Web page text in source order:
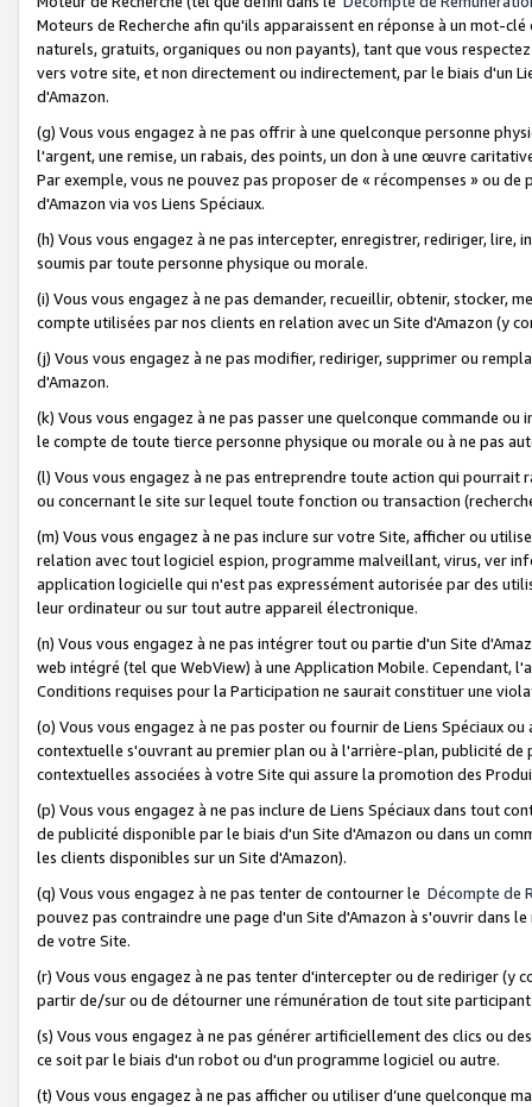
Moteurs de Recherche afin qu'ils apparaissent en réponse à un mot-
naturels, gratuits, organiques ou non payants), tant que vous
vers votre site, et non directement ou indirectement, par le biais d'un
d'Amazon.
(g) Vous vous engagez à ne pas offrir à une quelconque personne
l'argent, une remise, un rabais, des points, un don à une œuvre
Par exemple, vous ne pouvez pas proposer de « récompenses » ou
d'Amazon via vos Liens Spéciaux.
(h) Vous vous engagez à ne pas intercepter, enregistrer, rediriger,
soumis par toute personne physique ou morale.
(i) Vous vous engagez à ne pas demander, recueillir, obtenir, stocker,
compte utilisées par nos clients en relation avec un Site d'Amazon (y
(j) Vous vous engagez à ne pas modifier, rediriger, supprimer ou
d'Amazon.
(k) Vous vous engagez à ne pas passer une quelconque commande
le compte de toute tierce personne physique ou morale ou à ne pas
(l) Vous vous engagez à ne pas entreprendre toute action qui
ou concernant le site sur lequel toute fonction ou transaction
(m) Vous vous engagez à ne pas inclure sur votre Site, afficher ou
relation avec tout logiciel espion, programme malveillant, virus, ver
application logicielle qui n'est pas expressément autorisée par des
leur ordinateur ou sur tout autre appareil électronique.
(n) Vous vous engagez à ne pas intégrer tout ou partie d'un Site
web intégré (tel que WebView) à une Application Mobile. Cependant,
Conditions requises pour la Participation ne saurait constituer une
(o) Vous vous engagez à ne pas poster ou fournir de Liens Spéciaux
contextuelle s'ouvrant au premier plan ou à l'arrière-plan, publicité
contextuelles associées à votre Site qui assure la promotion des
(p) Vous vous engagez à ne pas inclure de Liens Spéciaux dans tout
de publicité disponible par le biais d'un Site d'Amazon ou dans un
les clients disponibles sur un Site d'Amazon).
(q) Vous vous engagez à ne pas tenter de contourner le Décompte de
pouvez pas contraindre une page d'un Site d'Amazon à s'ouvrir dans
de votre Site.
(r) Vous vous engagez à ne pas tenter d'intercepter ou de rediriger
partir de/sur ou de détourner une rémunération de tout site
(s) Vous vous engagez à ne pas générer artificiellement des clics ou
ce soit par le biais d'un robot ou d'un programme logiciel ou autre.
(t) Vous vous engagez à ne pas afficher ou utiliser d’une quelconque